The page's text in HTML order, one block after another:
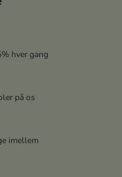
hver gang
på os
imellem